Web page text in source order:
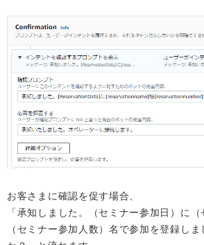
お客さまに確認を促す場合、
「承知しました。（セミナー参加日）に
（セミナー参加人数）名で参加を登録し